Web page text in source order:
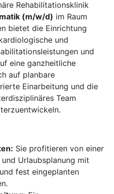
Rehabilitationsklinik
(m/w/d) im Raum
bietet die Einrichtung
und
und
eine ganzheitliche
auf planbare
Einarbeitung und die
Team
Sie profitieren von einer
Urlaubsplanung mit
fest eingeplanten